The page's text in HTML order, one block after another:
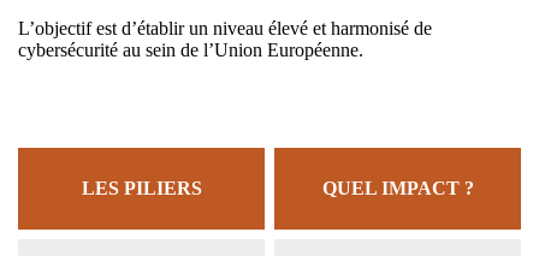
L’objectif est d’établir un niveau élevé et harmonisé de
cybersécurité au sein de l’Union Européenne.
LES PILIERS QUEL IMPACT ?